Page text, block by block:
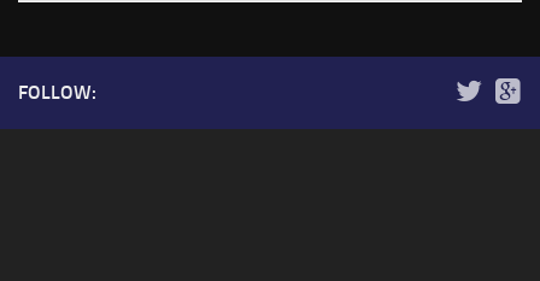
FOLLOW: